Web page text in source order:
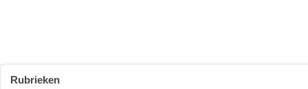
Rubrieken